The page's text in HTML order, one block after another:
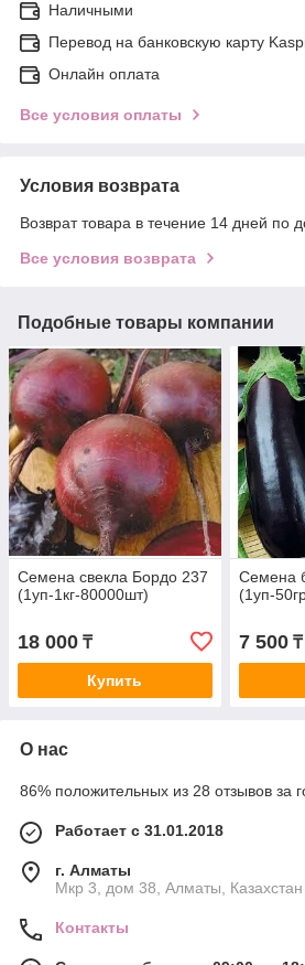
Наличными
Перевод на банковскую карту
Онлайн оплата
Все условия оплаты
Условия возврата
Возврат товара в течение 14 дней по
Все условия возврата
Подобные товары компании
Семена свекла Бордо 237
(1уп-1кг-80000шт)
18 000 ₸
Купить
Семена
(1уп-
7 500₸
О нас
86% положительных из 28 отзывов за
Работает с 31.01.2018
г. Алматы
Мкр 3, дом 38, Алматы, Казахстан
Контакты